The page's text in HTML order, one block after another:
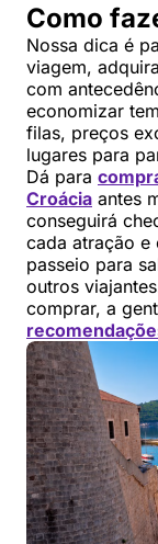
Como
Nossa dica é
viagem,
com
economizar
filas, preços
lugares para
Dá para
Croácia antes
conseguirá
cada atração e
passeio para
outros
comprar, a